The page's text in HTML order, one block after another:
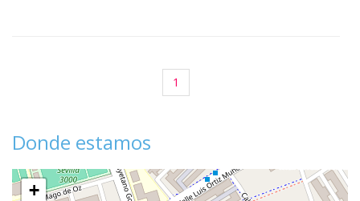
1
Donde estamos
+